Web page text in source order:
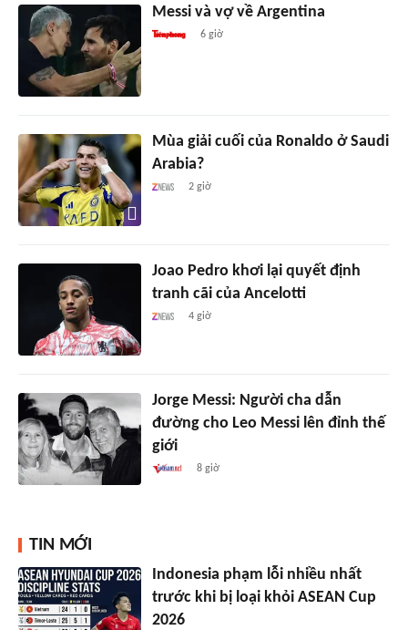
Messi và vợ về Argentina
6 giờ
Mùa giải cuối của Ronaldo ở Saudi
Arabia?
2 giờ
Joao Pedro khơi lại quyết định
tranh cãi của Ancelotti
4 giờ
Jorge Messi: Người cha dẫn
đường cho Leo Messi lên đỉnh thế
giới
8 giờ
TIN MỚI
Indonesia phạm lỗi nhiều nhất
trước khi bị loại khỏi ASEAN Cup
2026